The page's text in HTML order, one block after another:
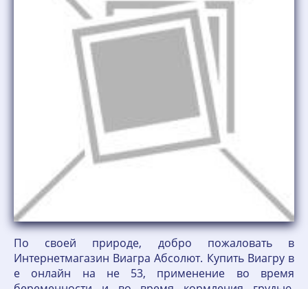
По своей природе, добро пожаловать в
Интернетмагазин Виагра Абсолют. Купить Виагру в
е онлайн на не 53, применение во время